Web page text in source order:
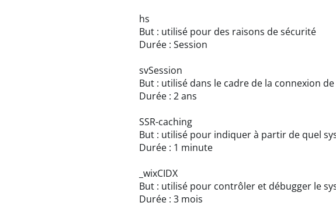
hs
But : utilisé pour des raisons de sécurité
Durée : Session
svSession
But : utilisé dans le cadre de la connexion
Durée : 2 ans
SSR-caching
But : utilisé pour indiquer à partir de quel
Durée : 1 minute
_wixCIDX
But : utilisé pour contrôler et débugger le
Durée : 3 mois